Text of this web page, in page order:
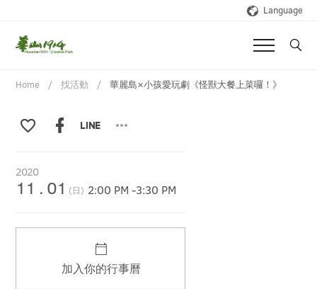
Language
Home 找活動 華麗島×小孩愛玩劇《怪獸大餐上菜囉！》
2020
11 . 01 (日) 2:00 PM-3:30 PM
加入你的行事曆